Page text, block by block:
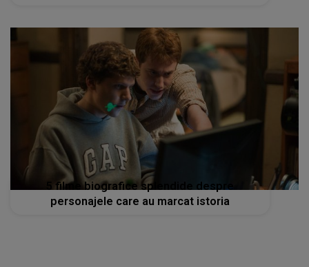
5 filme biografice splendide despre
personajele care au marcat istoria